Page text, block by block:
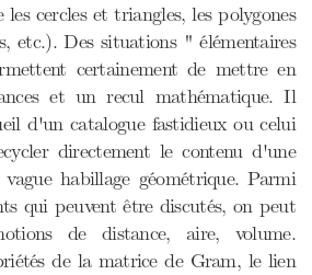
les cercles et triangles, les polygones
etc.). Des situations " élémentaires
certainement de mettre en
et un recul mathématique. Il
d'un catalogue fastidieux ou celui
directement le contenu d'une
habillage géométrique. Parmi
qui peuvent être discutés, on peut
de distance, aire, volume.
de la matrice de Gram, le lien